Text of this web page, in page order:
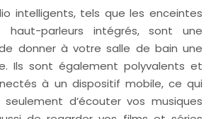
intelligents, tels que les enceintes
parleurs intégrés, sont une
donner à votre salle de bain une
Ils sont également polyvalents et
à un dispositif mobile, ce qui
d’écouter vos musiques